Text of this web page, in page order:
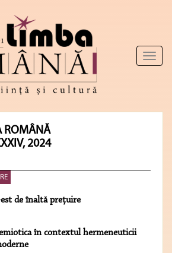
Toggle
ROMÂNĂ
2024
de înaltă preţuire
în contextul hermeneuticii